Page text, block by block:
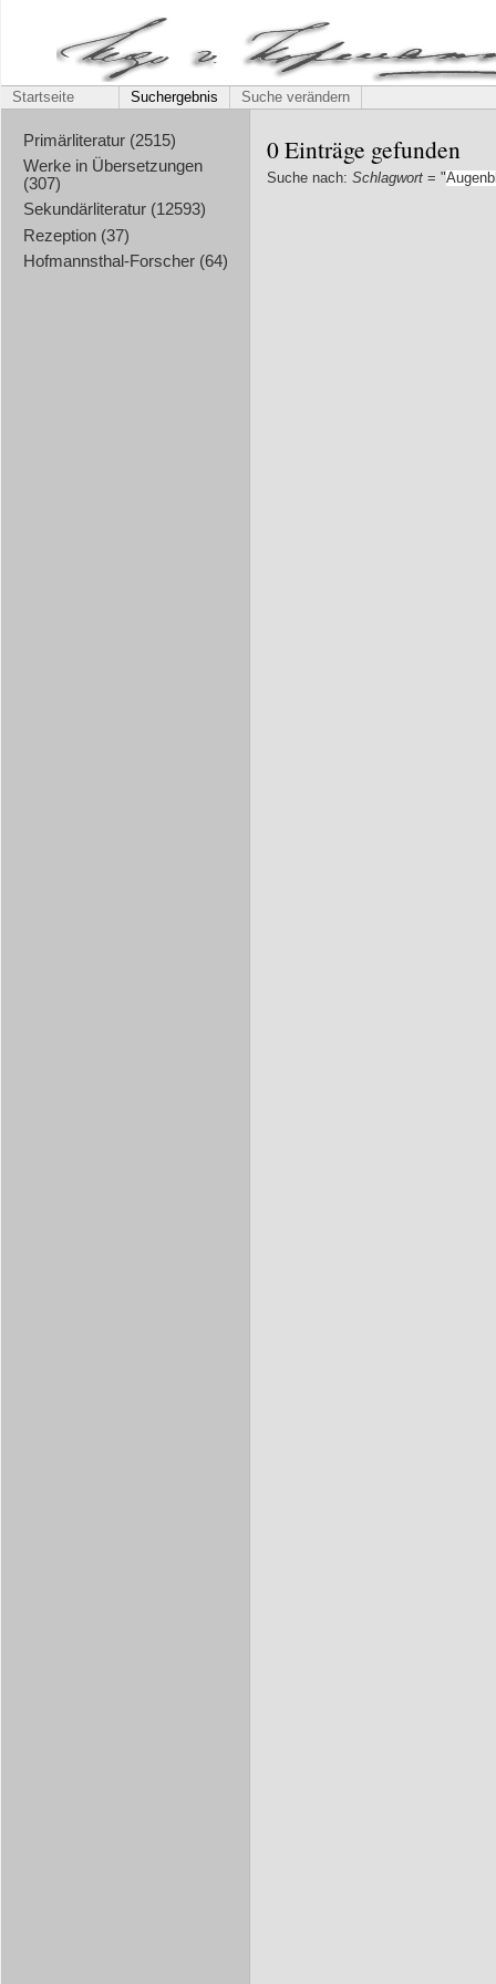
Startseite Suchergebnis Suche verändern
Primärliteratur (2515)
Werke in Übersetzungen
(307)
Sekundärliteratur (12593)
Rezeption (37)
Hofmannsthal-Forscher (64)
0 Einträge gefunden
Suche nach: Schlagwort = "